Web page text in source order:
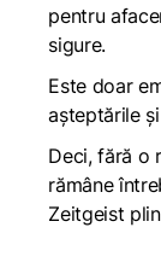
pentru
sigure.
Este doar
așteptările
Deci, fără o
rămâne
Zeitgeist